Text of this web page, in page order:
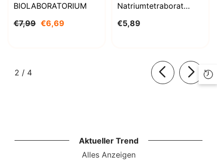
BIOLABORATORIUM
€7,99 €6,69
Natriumtetraborat
BioLaboratorium
€5,89
2 / von
4
Aktueller Trend
Alles Anzeigen